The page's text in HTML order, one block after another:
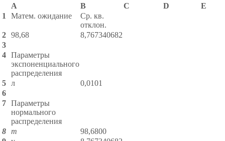
A
B C D
E
1
Матем. ожидание
Ср. кв.
отклон.
2 98,68
8,767340682
3
4 Параметры
экспоненциального
распределения
5 л
0,0101
6
7 Параметры
нормального
распределения
8 m
98,6800